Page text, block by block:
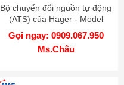
Bộ chuyển đổi nguồn tự động
(ATS) của Hager - Model
HZ163
Gọi ngay: 0909.067.950
Ms.Châu